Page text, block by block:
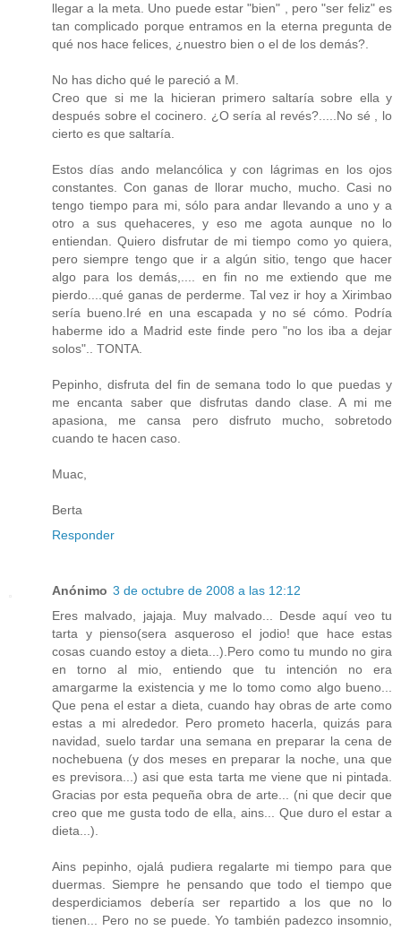
llegar a la meta. Uno puede estar "bien" , pero "ser feliz" es
tan complicado porque entramos en la eterna pregunta de
qué nos hace felices, ¿nuestro bien o el de los demás?.
No has dicho qué le pareció a M.
Creo que si me la hicieran primero saltaría sobre ella y
después sobre el cocinero. ¿O sería al revés?.....No sé , lo
cierto es que saltaría.
Estos días ando melancólica y con lágrimas en los ojos
constantes. Con ganas de llorar mucho, mucho. Casi no
tengo tiempo para mi, sólo para andar llevando a uno y a
otro a sus quehaceres, y eso me agota aunque no lo
entiendan. Quiero disfrutar de mi tiempo como yo quiera,
pero siempre tengo que ir a algún sitio, tengo que hacer
algo para los demás,.... en fin no me extiendo que me
pierdo....qué ganas de perderme. Tal vez ir hoy a Xirimbao
sería bueno.Iré en una escapada y no sé cómo. Podría
haberme ido a Madrid este finde pero "no los iba a dejar
solos".. TONTA.
Pepinho, disfruta del fin de semana todo lo que puedas y
me encanta saber que disfrutas dando clase. A mi me
apasiona, me cansa pero disfruto mucho, sobretodo
cuando te hacen caso.
Muac,
Berta
Responder
Anónimo 3 de octubre de 2008 a las 12:12
Eres malvado, jajaja. Muy malvado... Desde aquí veo tu
tarta y pienso(sera asqueroso el jodio! que hace estas
cosas cuando estoy a dieta...).Pero como tu mundo no gira
en torno al mio, entiendo que tu intención no era
amargarme la existencia y me lo tomo como algo bueno...
Que pena el estar a dieta, cuando hay obras de arte como
estas a mi alrededor. Pero prometo hacerla, quizás para
navidad, suelo tardar una semana en preparar la cena de
nochebuena (y dos meses en preparar la noche, una que
es previsora...) asi que esta tarta me viene que ni pintada.
Gracias por esta pequeña obra de arte... (ni que decir que
creo que me gusta todo de ella, ains... Que duro el estar a
dieta...).
Ains pepinho, ojalá pudiera regalarte mi tiempo para que
duermas. Siempre he pensando que todo el tiempo que
desperdiciamos debería ser repartido a los que no lo
tienen... Pero no se puede. Yo también padezco insomnio,